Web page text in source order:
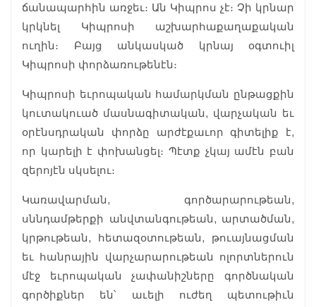
ճանապարհին առջեւ։ Ան Կիպրոս չէ։ Չի կրնար
կրկնել Կիպրոսի աշխարհաքաղաքական
ուղին։ Բայց անկասկած կրնայ օգտուիլ
Կիպրոսի փորձառութենէն։
Կիպրոսի եւրոպական համարկման ընթացքին
կուտակուած մասնագիտական, վարչական եւ
օրէնսդրական փորձը արժէքաւոր գիտելիք է,
որ կարելի է փոխանցել։ Պէտք չկայ ամէն բան
զերոյէն սկսելու։
Կառավարման, գործարարութեան,
սննդամթերքի անվտանգութեան, արտածման,
կրթութեան, հետազօտութեան, թուայնացման
եւ հանրային վարչարարութեան ոլորտներուն
մէջ եւրոպական չափանիշները գործնական
գործիքներ են՝ աւելի ուժեղ պետութիւն